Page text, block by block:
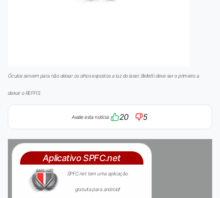
Óculos servem para não deixar os olhos expostos a luz do laser. Belletti deve ser o primeiro a
deixar o REFFIS
Avalie esta notícia: 20 5
Aplicativo SPFC.net
SPFC.net tem uma aplicação
gratuita para android!